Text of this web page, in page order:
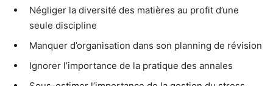
Négliger la diversité des matières au profit d’une
seule discipline
Manquer d’organisation dans son planning de révision
Ignorer l’importance de la pratique des annales